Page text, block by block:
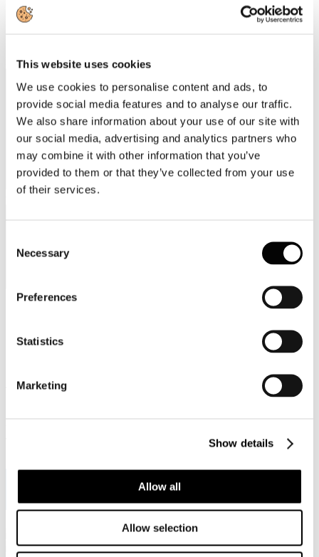
This website uses cookies
We use cookies to personalise content and ads, to
provide social media features and to analyse our traffic.
We also share information about your use of our site with
our social media, advertising and analytics partners who
may combine it with other information that you’ve
provided to them or that they’ve collected from your use
of their services.
Selection
Necessary
Preferences
Statistics
Marketing
Show details
Allow all
Allow selection
Ragione Sociale
Categorie merceologiche
Tel. +39 02-290.03018 r.a